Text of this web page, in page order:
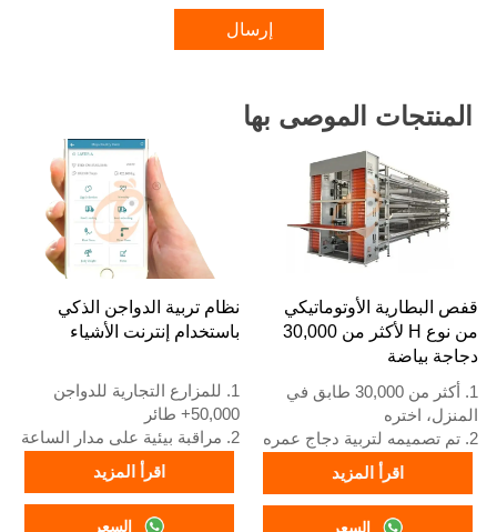
إرسال
المنتجات الموصى بها
نظام تربية الدواجن الذكي
باستخدام إنترنت الأشياء
1. للمزارع التجارية للدواجن
50,000+ طائر
2. مراقبة بيئية على مدار الساعة
3. تحسن تحويل العلف بنسبة
4. زيادة إنتاج البيض بنسبة 10%
اقرأ المزيد
السعر
قفص البطارية الأوتوماتيكي
من نوع H لأكثر من 30,000
دجاجة بياضة
1. أكثر من 30,000 طابق في
المنزل، اختره
2. تم تصميمه لتربية دجاج عمره
12 أو 16 أسبوعًا حتى يصبح
دجاجًا بالغًا لوضع البيض
3. عمره الافتراضي أكثر من 25
اقرأ المزيد
السعر